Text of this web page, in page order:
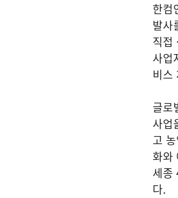
한컴
발사
직접
사업
비스
글로
사업
고
화와
세종
다.